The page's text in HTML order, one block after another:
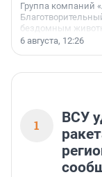
Группа компаний
бездомным
заключили
6 августа, 12:26
1
ВСУ